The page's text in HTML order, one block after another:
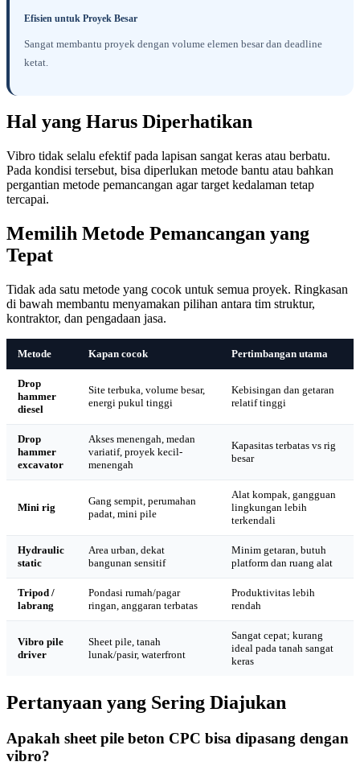
Efisien untuk Proyek Besar
Sangat membantu proyek dengan volume elemen besar dan deadline
ketat.
Hal yang Harus Diperhatikan
Vibro tidak selalu efektif pada lapisan sangat keras atau berbatu.
Pada kondisi tersebut, bisa diperlukan metode bantu atau bahkan
pergantian metode pemancangan agar target kedalaman tetap
tercapai.
Memilih Metode Pemancangan yang
Tepat
Tidak ada satu metode yang cocok untuk semua proyek. Ringkasan
di bawah membantu menyamakan pilihan antara tim struktur,
kontraktor, dan pengadaan jasa.
Metode Kapan cocok Pertimbangan utama
Drop
hammer
diesel
Site terbuka, volume besar,
energi pukul tinggi
Kebisingan dan getaran
relatif tinggi
Drop
hammer
excavator
Akses menengah, medan
variatif, proyek kecil-
menengah
Kapasitas terbatas vs rig
besar
Mini rig
Gang sempit, perumahan
padat, mini pile
Alat kompak, gangguan
lingkungan lebih
terkendali
Hydraulic
static
Area urban, dekat
bangunan sensitif
Minim getaran, butuh
platform dan ruang alat
Tripod /
labrang
Pondasi rumah/pagar
ringan, anggaran terbatas
Produktivitas lebih
rendah
Vibro pile
driver
Sheet pile, tanah
lunak/pasir, waterfront
Sangat cepat; kurang
ideal pada tanah sangat
keras
Pertanyaan yang Sering Diajukan
Apakah sheet pile beton CPC bisa dipasang dengan
vibro?